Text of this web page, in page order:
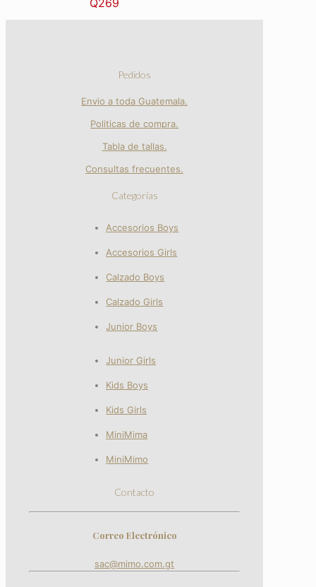
Pedidos
Envio a toda Guatemala.
Politicas de compra.
Tabla de tallas.
Consultas frecuentes.
Categorías
Accesorios Boys
Accesorios Girls
Calzado Boys
Calzado Girls
Junior Boys
Junior Girls
Kids Boys
Kids Girls
MiniMima
MiniMimo
Contacto
Correo Electrónico
sac@mimo.com.gt